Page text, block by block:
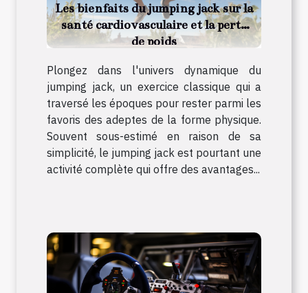
Les bienfaits du jumping jack sur la
santé cardiovasculaire et la perte
de poids
Plongez dans l'univers dynamique du
jumping jack, un exercice classique qui a
traversé les époques pour rester parmi les
favoris des adeptes de la forme physique.
Souvent sous-estimé en raison de sa
simplicité, le jumping jack est pourtant une
activité complète qui offre des avantages...